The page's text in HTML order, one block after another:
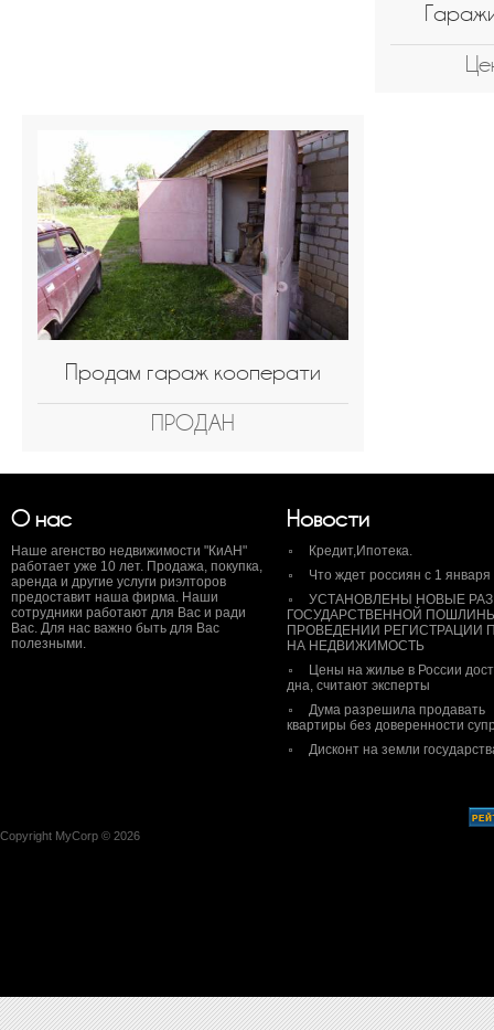
Продам гараж кооперати
ПРОДАН
О нас
Наше агенство недвижимости "КиАН"
работает уже 10 лет. Продажа, покупка,
аренда и другие услуги риэлторов
предоставит наша фирма. Наши
сотрудники работают для Вас и ради
Вас. Для нас важно быть для Вас
полезными.
Новости
Кредит,Ипотека.
Что ждет россиян с 1
УСТАНОВЛЕНЫ НОВЫЕ
ГОСУДАРСТВЕННОЙ
ПРОВЕДЕНИИ РЕГИСТРАЦИИ
НА НЕДВИЖИМОСТЬ
Цены на жилье в России
дна, считают эксперты
Дума разрешила продавать
квартиры без доверенности
Дисконт на земли
Copyright MyCorp © 2026